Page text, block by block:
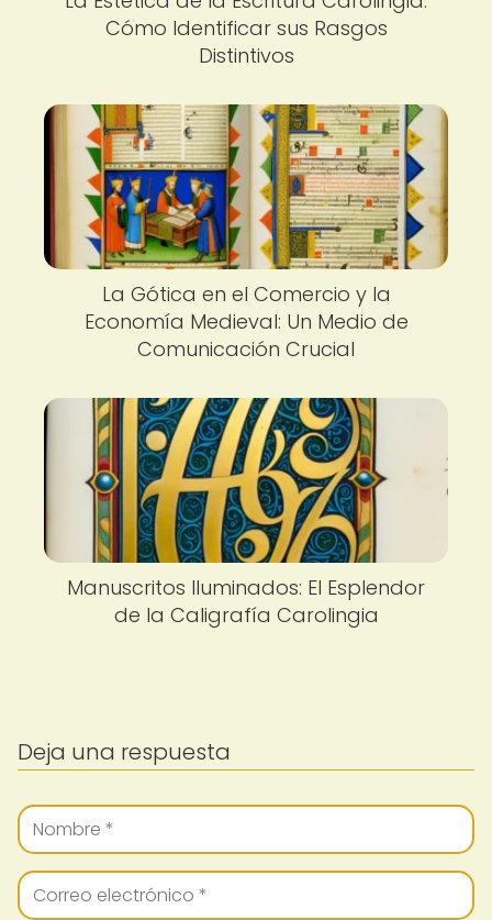
Cómo Identificar sus Rasgos
Distintivos
La Gótica en el Comercio y la
Economía Medieval: Un Medio de
Comunicación Crucial
Manuscritos Iluminados: El Esplendor
de la Caligrafía Carolingia
Deja una respuesta